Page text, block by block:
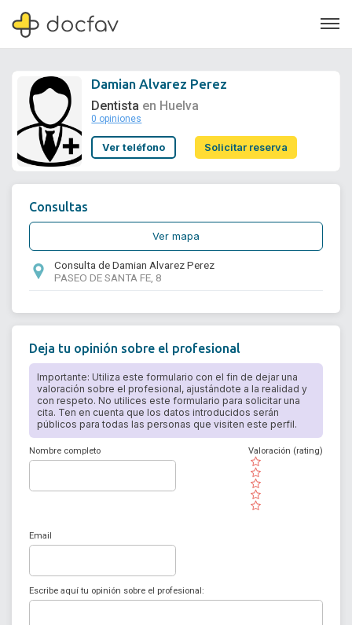
Soporte
Damian Alvarez Perez
Dentista en Huelva
0 opiniones
Ver teléfono Solicitar reserva
Consultas
Ver mapa
Consulta de Damian Alvarez Perez
PASEO DE SANTA FE, 8
Deja tu opinión sobre el profesional
Importante: Utiliza este formulario con el fin de dejar una
valoración sobre el profesional, ajustándote a la realidad y
con respeto. No utilices este formulario para solicitar una
cita. Ten en cuenta que los datos introducidos serán
públicos para todas las personas que visiten este perfil.
Nombre completo
( )
( )
( )
( )
( )
Valoración (rating)
Email
Escribe aquí tu opinión sobre el profesional: